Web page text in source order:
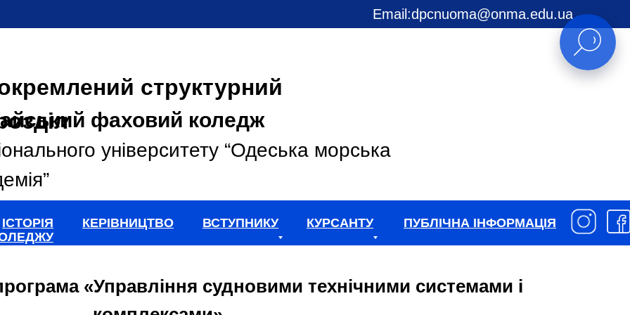
Email:dpcnuoma@onma.edu.ua
структурний
фаховий коледж
університету “Одеська морська
КЕРІВНИЦТВО КУРСАНТУ
ВСТУПНИКУ ПУБЛІЧНА ІНФОРМАЦІЯ
ІСТОРІЯ
«Управління судновими технічними системами і